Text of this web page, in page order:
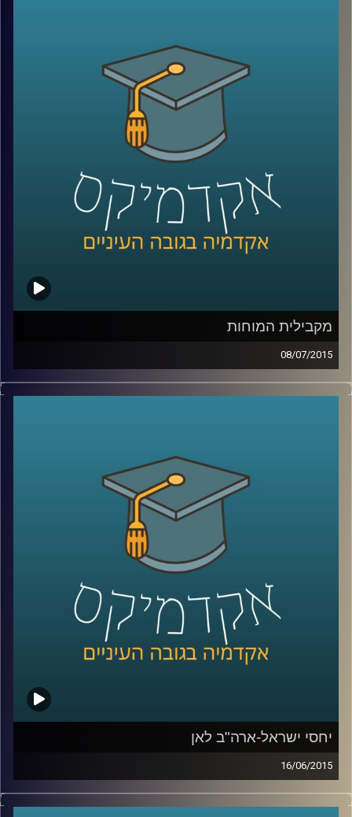
ההתנהגותית והכלים המתמטיים בעזרתם
מתמודדת הכלכלה עם שאלת הרציונליות
וההתנהגות האנושית. ומה מלמד מחקר רב
שנים על מעמד המפלגה בכל הנוגע להבדל בין
העדפת כלכלה שוויונית לבין העניין בהגדלת
קרדיט תמונות:AudioVersity
מקבילית המוחות
08/07/2015
דוקטור נאוה לויט בנון מנהלת את מכון סגול
המוח והמדעים הקשים לבין מדעי החברה. את
אלה היא מתבלת בחדשנות נוספת – שילוב
הממצאים בעבודת שטח עם אנשי חינוך בכדי
לבדוק את ההשפעה של המלצות המחקר על
עוצמת החסינות של רשתות מוחיות של אנשים
קרדיט תמונות:AudioVersity
יחסי ישראל-ארה"ב לאן
16/06/2015
דוקטור אמנון כוורי, מומחה לפוליטיקה